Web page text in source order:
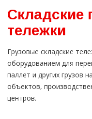
Складские
тележки
Грузовые складские
оборудованием для
паллет и других грузов
объектов,
центров.